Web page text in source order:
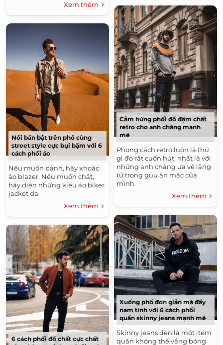
Xem thêm
Nổi bần bật trên phố cùng
street style cực bụi bặm với 6
cách phối áo
Nếu muốn bảnh, hãy khoác
áo blazer. Nếu muốn chất,
hãy diện những kiểu áo biker
jacket da
Xem thêm
6 cách phối đồ chất cực chất
Cảm hứng phối đồ đậm chất
retro cho anh chàng mạnh
mẽ
Phong cách retro luôn là thứ
gì đó rất cuốn hút, nhất là với
những anh chàng ưa vẻ lãng
tử trong guu ăn mặc của
mình.
Xem thêm
Xuống phố đơn giản mà đầy
nam tính với 6 cách phối
quần skinny jeans mạnh mẽ
Skinny jeans đen là một item
quần không thể vắng bóng